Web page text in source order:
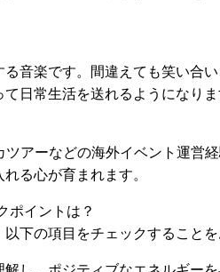
音楽です。間違えても笑い合
日常生活を送れるようになりま
アーなどの海外イベント運営
る心が育まれます。
ポイントは？
下の項目をチェックすることを